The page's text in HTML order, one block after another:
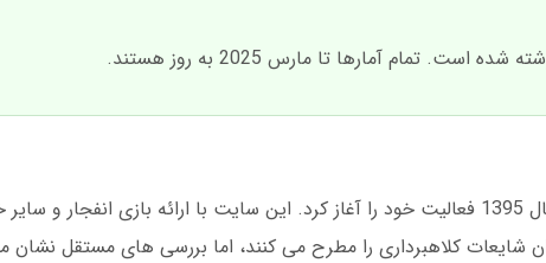
دل بت یک پلتفرم شرط بندی آنلاین است که در سال 1395 فعالیت خود را آغاز کرد. این سایت با ارائه بازی
شایعات کلاهبرداری را مطرح می کنند، اما بررسی های مستقل